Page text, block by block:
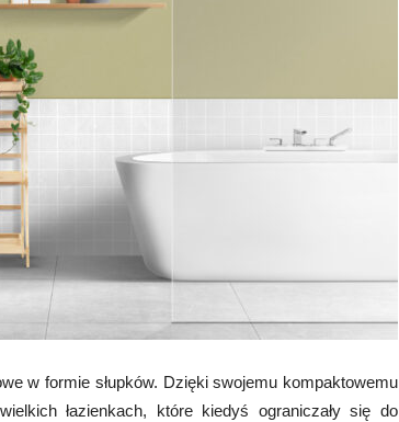
w formie słupków. Dzięki swojemu kompaktowemu
łazienkach, które kiedyś ograniczały się do